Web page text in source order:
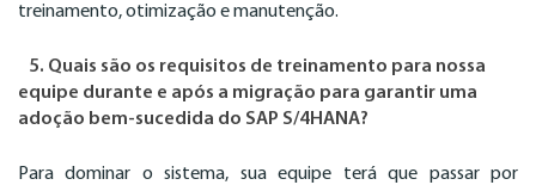
treinamento, otimização e manutenção.
5. Quais são os requisitos de treinamento para nossa
equipe durante e após a migração para garantir uma
adoção bem-sucedida do SAP S/4HANA?
Para dominar o sistema, sua equipe terá que passar por